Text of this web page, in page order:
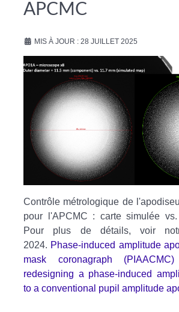
APCMC
MIS À JOUR : 28 JUILLET 2025
Contrôle métrologique de
pour l'APCMC : carte simulée
Pour plus de détails, voir
2024. Phase-induced amplitude
mask coronagraph
redesigning a phase-induced
to a conventional pupil amplitude